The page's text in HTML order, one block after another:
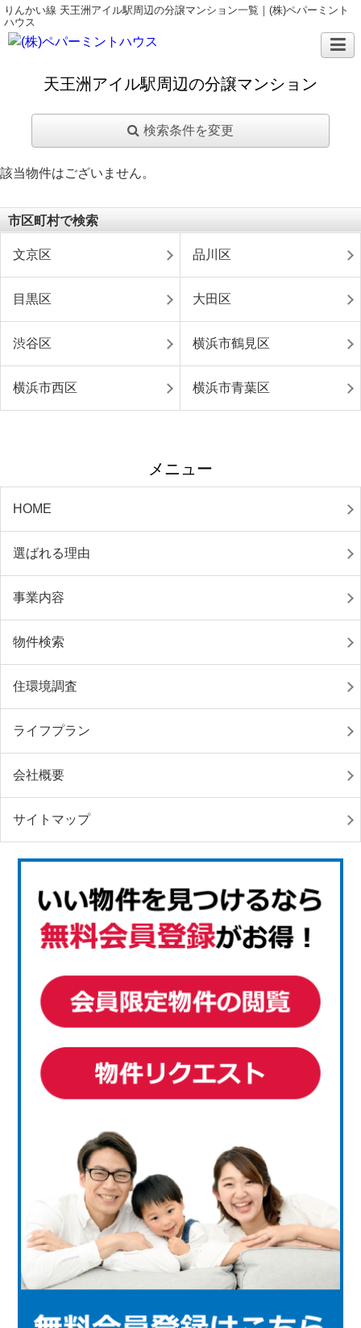
りんかい線 天王洲アイル駅周辺の分譲マンション一覧｜(株)ペパーミント
ハウス
天王洲アイル駅周辺の分譲マンション
検索条件を変更
該当物件はございません。
市区町村で検索
文京区 品川区
目黒区 大田区
渋谷区 横浜市鶴見区
横浜市西区 横浜市青葉区
メニュー
HOME
選ばれる理由
事業内容
物件検索
住環境調査
ライフプラン
会社概要
サイトマップ